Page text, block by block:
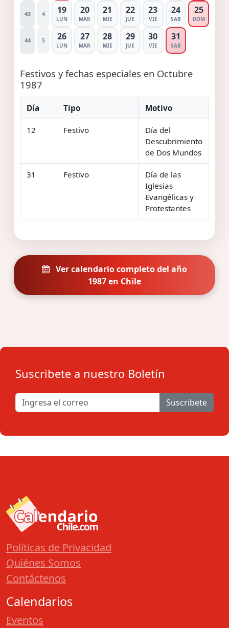
43 4 19
LUN
20
MAR
21
MIE
22
JUE
23
VIE
24
SAB
25
DOM
44 5 26
LUN
27
MAR
28
MIE
29
JUE
30
VIE
31
SAB
Festivos y fechas especiales en Octubre
1987
Día Tipo Motivo
12 Festivo
Día del
Descubrimiento
de Dos Mundos
31 Festivo
Día de las
Iglesias
Evangélicas y
Protestantes
Ver calendario completo del año
1987 en Chile
Suscribete a nuestro Boletín
Suscribete
Políticas de Privacidad
Quiénes Somos
Contáctenos
Calendarios
Eventos